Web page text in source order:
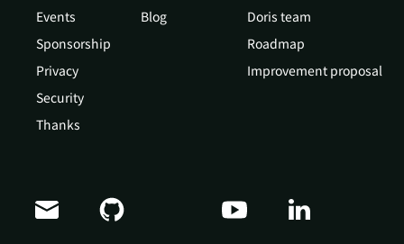
Events
Sponsorship
Privacy
Security
Thanks
Blog
Doris team
Roadmap
Improvement proposal